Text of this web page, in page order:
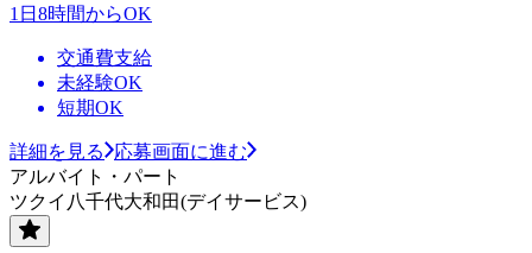
1日8時間からOK
交通費支給
未経験OK
短期OK
詳細を見る
応募画面に進む
アルバイト・パート
ツクイ八千代大和田(デイサービス)